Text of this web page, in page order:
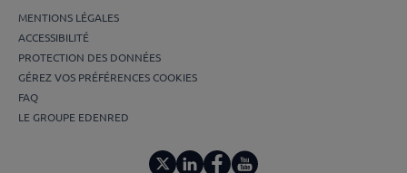
MENTIONS LÉGALES
ACCESSIBILITÉ
PROTECTION DES DONNÉES
GÉREZ VOS PRÉFÉRENCES COOKIES
FAQ
LE GROUPE EDENRED